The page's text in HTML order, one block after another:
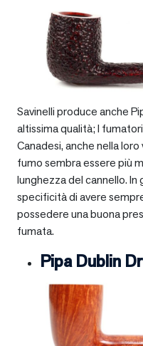
Savinelli produce anche
altissima qualità; I
Canadesi, anche nella
fumo sembra essere più
lunghezza del cannello. In
specificità di avere
possedere una buona
fumata.
Pipa Dublin